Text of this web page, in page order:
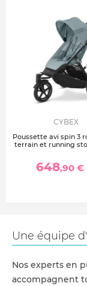
Entretien :
CYBEX
Poussette avi spin 3
terrain et running
648,90 €
Une équipe
Nos experts en
accompagnent